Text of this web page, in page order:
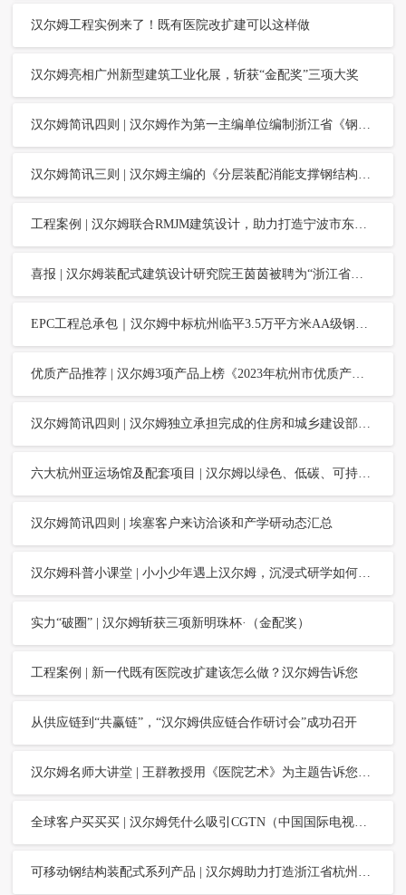
汉尔姆工程实例来了！既有医院改扩建可以这样做
汉尔姆亮相广州新型建筑工业化展，斩获“金配奖”三项大奖
汉尔姆简讯四则 | 汉尔姆作为第一主编单位编制浙江省《钢结构装配式医疗建筑技术指南》和产学研动态汇总
汉尔姆简讯三则 | 汉尔姆主编的《分层装配消能支撑钢结构技术规程》通过审查，总体达到国际先进水平和产学研动态汇总
工程案例 | 汉尔姆联合RMJM建筑设计，助力打造宁波市东部新城中央公园
喜报 | 汉尔姆装配式建筑设计研究院王茵茵被聘为“浙江省医院协会第三届医院建筑管理专业委员会委员”
EPC工程总承包｜汉尔姆中标杭州临平3.5万平方米AA级钢结构装配式“智慧邻里中心综合体”项目！
优质产品推荐 | 汉尔姆3项产品上榜《2023年杭州市优质产品推荐目录》
汉尔姆简讯四则 | 汉尔姆独立承担完成的住房和城乡建设部研究开发项目通过部级验收和产学研动态汇总
六大杭州亚运场馆及配套项目 | 汉尔姆以绿色、低碳、可持续理念做“无废亚运”践行者
汉尔姆简讯四则 | 埃塞客户来访洽谈和产学研动态汇总
汉尔姆科普小课堂 | 小小少年遇上汉尔姆，沉浸式研学如何“像造汽车一样造房子”
实力“破圈” | 汉尔姆斩获三项新明珠杯·（金配奖）
工程案例 | 新一代既有医院改扩建该怎么做？汉尔姆告诉您
从供应链到“共赢链”，“汉尔姆供应链合作研讨会”成功召开
汉尔姆名师大讲堂 | 王群教授用《医院艺术》为主题告诉您“如何建有情感的医院？”
全球客户买买买 | 汉尔姆凭什么吸引CGTN（中国国际电视台）媒体采访
可移动钢结构装配式系列产品 | 汉尔姆助力打造浙江省杭州市临平区便民驿站，打通服务群众最后一公里